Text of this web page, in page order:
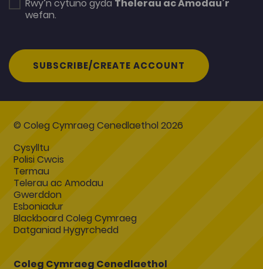
Rwy’n cytuno gyda Thelerau ac Amodau’r
wefan.
SUBSCRIBE/CREATE ACCOUNT
© Coleg Cymraeg Cenedlaethol 2026
Cysylltu
Polisi Cwcis
Termau
Telerau ac Amodau
Gwerddon
Esboniadur
Blackboard Coleg Cymraeg
Datganiad Hygyrchedd
Coleg Cymraeg Cenedlaethol